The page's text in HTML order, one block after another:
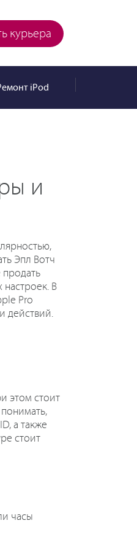
курьера
iPod
и
Эпл Вотч
настроек. В
Pro
действий.
этом стоит
а также
стоит
часы